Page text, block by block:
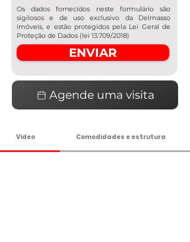
Os dados fornecidos neste formulário são
sigilosos e de uso exclusivo da Delmasso
imóveis, e estão protegidos pela Lei Geral de
Proteção de Dados (lei 13.709/2018)
ENVIAR
Agende uma visita
Vídeo Comodidades e estrutura